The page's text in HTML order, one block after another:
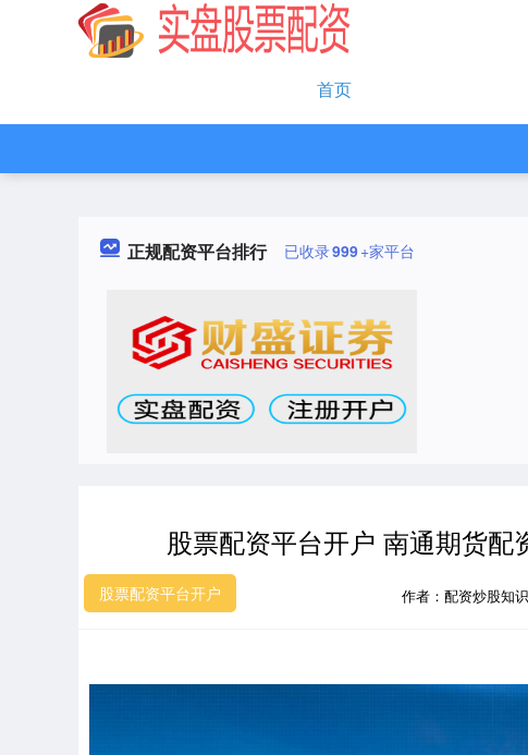
首页
正规配资平台排行 已收录999+家平台
股票配资平台开户 南通期货
股票配资平台开户 作者：配资炒股知识